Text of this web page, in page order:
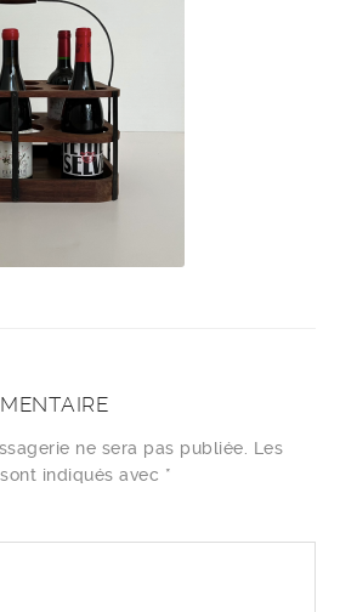
ne sera pas publiée.
Les
indiqués avec *